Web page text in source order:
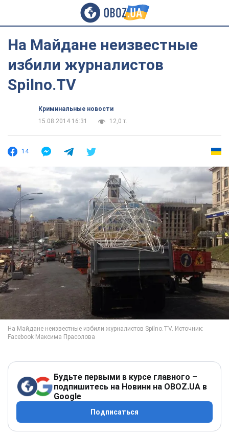
На Майдане неизвестные
избили журналистов
Spilno.TV
Криминальные новости
15.08.2014 16:31
12,0 т.
14
Будьте первыми в курсе главного –
подпишитесь на Новини на OBOZ.UA в
Google
Подписаться